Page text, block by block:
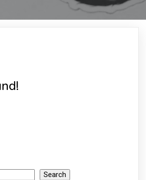
Search